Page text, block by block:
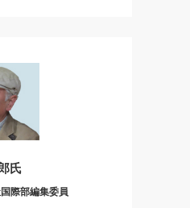
氏
際部編集委員